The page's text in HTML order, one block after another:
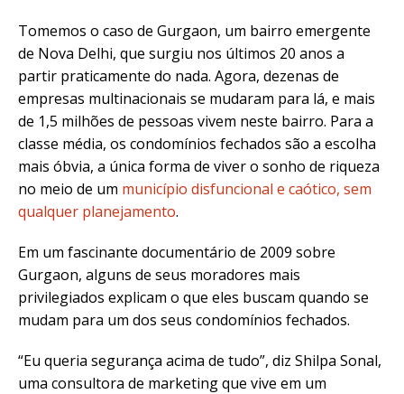
Tomemos o caso de Gurgaon, um bairro emergente
de Nova Delhi, que surgiu nos últimos 20 anos a
partir praticamente do nada. Agora, dezenas de
empresas multinacionais se mudaram para lá, e mais
de 1,5 milhões de pessoas vivem neste bairro. Para a
classe média, os condomínios fechados são a escolha
mais óbvia, a única forma de viver o sonho de riqueza
no meio de um município disfuncional e caótico, sem
qualquer planejamento.
Em um fascinante documentário de 2009 sobre
Gurgaon, alguns de seus moradores mais
privilegiados explicam o que eles buscam quando se
mudam para um dos seus condomínios fechados.
“Eu queria segurança acima de tudo”, diz Shilpa Sonal,
uma consultora de marketing que vive em um